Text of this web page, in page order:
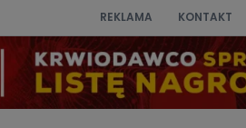
REKLAMA KONTAKT